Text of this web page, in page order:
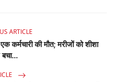
ARTICLE
की मौत; मरीजों को शीशा